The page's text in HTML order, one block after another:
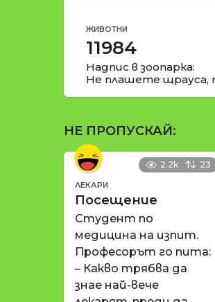
ЖИВОТНИ
11984
Надпис в зоопарка:
Не плашете щрауса,
НЕ ПРОПУСКАЙ:
2.2k 23
ЛЕКАРИ
Посещение
Студент по
медицина на изпит.
Професорът го пита:
– Какво трябва да
знае най-вече